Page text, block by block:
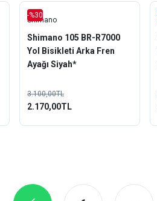
-%30
Shimano
Shimano 105 BR-R7000
Yol Bisikleti Arka Fren
Ayağı Siyah*
3.100,00TL
2.170,00TL